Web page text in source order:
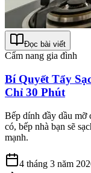
Đọc bài viết
Cẩm nang gia đình
Bí Quyết Tẩy
Chỉ 30 Phút
Bếp dính đầy dầu mỡ
có, bếp nhà bạn sẽ
mạnh.
4 tháng 3 năm